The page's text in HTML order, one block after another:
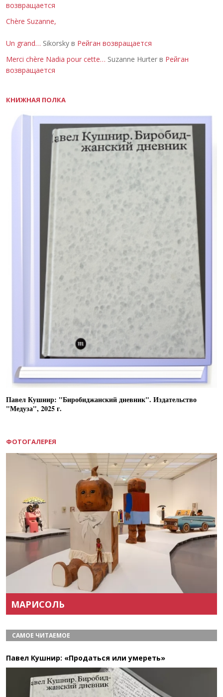
возвращается
Chère Suzanne,
Un grand… Sikorsky в Рейган возвращается
Merci chère Nadia pour cette… Suzanne Hurter в Рейган
возвращается
КНИЖНАЯ ПОЛКА
Павел Кушнир: "Биробиджанский дневник". Издательство
"Медуза", 2025 г.
ФОТОГАЛЕРЕЯ
МАРИСОЛЬ
САМОЕ ЧИТАЕМОЕ
Павел Кушнир: «Продаться или умереть»